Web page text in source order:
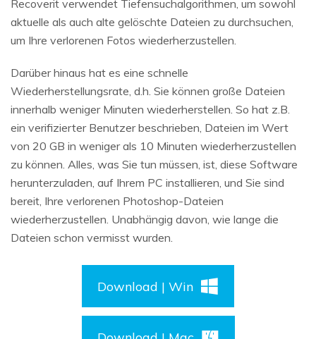
Recoverit verwendet Tiefensuchalgorithmen, um sowohl
aktuelle als auch alte gelöschte Dateien zu durchsuchen,
um Ihre verlorenen Fotos wiederherzustellen.
Darüber hinaus hat es eine schnelle
Wiederherstellungsrate, d.h. Sie können große Dateien
innerhalb weniger Minuten wiederherstellen. So hat z.B.
ein verifizierter Benutzer beschrieben, Dateien im Wert
von 20 GB in weniger als 10 Minuten wiederherzustellen
zu können. Alles, was Sie tun müssen, ist, diese Software
herunterzuladen, auf Ihrem PC installieren, und Sie sind
bereit, Ihre verlorenen Photoshop-Dateien
wiederherzustellen. Unabhängig davon, wie lange die
Dateien schon vermisst wurden.
Download | Win